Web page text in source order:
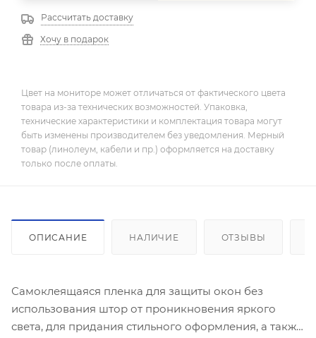
Рассчитать доставку
Хочу в подарок
Цвет на мониторе может отличаться от фактического цвета
товара из-за технических возможностей. Упаковка,
технические характеристики и комплектация товара могут
быть изменены производителем без уведомления. Мерный
товар (линолеум, кабели и пр.) оформляется на доставку
только после оплаты.
ОПИСАНИЕ НАЛИЧИЕ ОТЗЫВЫ
Самоклеящаяся пленка для защиты окон без
использования штор от проникновения яркого
света, для придания стильного оформления, а также